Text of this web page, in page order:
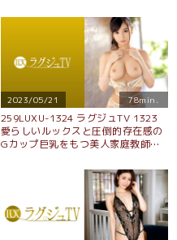
2023/05/21 78min.
259LUXU-1324 ラグジュTV 1323
愛らしいルックスと圧倒的存在感の
Gカップ巨乳をもつ美人家庭教師が
でオナニーを披露…。オナニーで火
照った体は愛撫だけでも敏感に反応
し、背をのけ反らせて何度も絶
頂！！